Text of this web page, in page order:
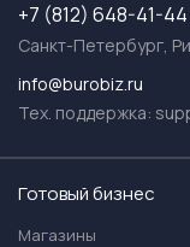
+7 (812) 648-41-44
Санкт-Петербург,
info@burobiz.ru
Тех. поддержка:
Готовый бизнес
Магазины